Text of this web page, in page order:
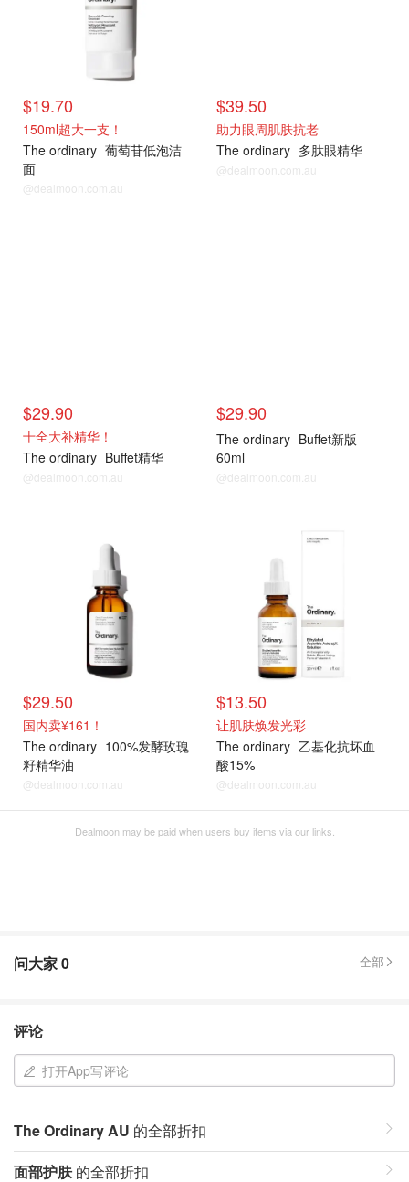
$19.70
150ml超大一支！
The ordinary 葡萄苷低泡洁
面
@dealmoon.com.au
$39.50
助力眼周肌肤抗老
The ordinary 多肽眼精华
@dealmoon.com.au
$29.90
十全大补精华！
The ordinary Buffet精华
@dealmoon.com.au
$29.90
The ordinary Buffet新版
60ml
@dealmoon.com.au
$29.50
国内卖¥161！
The ordinary 100%发酵玫瑰
籽精华油
@dealmoon.com.au
$13.50
让肌肤焕发光彩
The ordinary 乙基化抗坏血
酸15%
@dealmoon.com.au
Dealmoon may be paid when users buy items via our links.
问大家0 全部
评论
打开App写评论
The Ordinary AU 的全部折扣
面部护肤的全部折扣